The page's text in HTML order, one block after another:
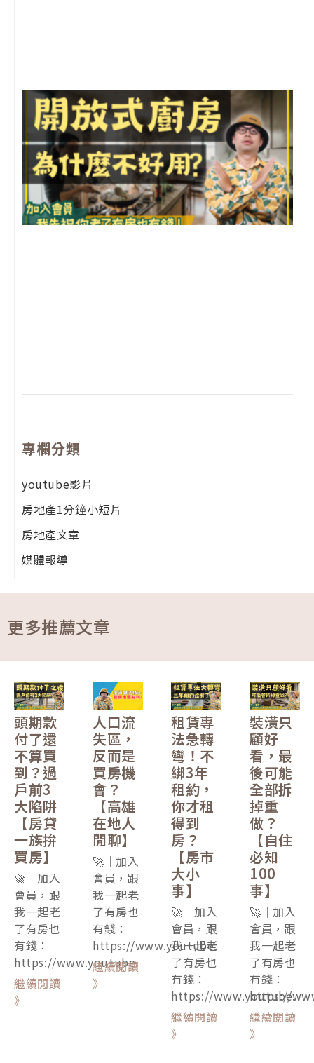
專欄分類
youtube影片
房地產1分鐘小短片
房地產文章
媒體報導
更多推薦文章
頭期款
付了還
不算買
到？過
戶前3
大陷阱
【房貸
一族拚
買房】
🚀｜加入
會員，跟
我一起老
了有房也
有錢：
https://www.youtube.
繼續閱讀
》
人口流
失區，
反而是
買房機
會？
【高雄
在地人
閒聊】
🚀｜加入
會員，跟
我一起老
了有房也
有錢：
https://www.youtube.
繼續閱讀
》
租賃專
法急轉
彎！不
綁3年
租約，
你才租
得到
房？
【房市
大小
事】
🚀｜加入
會員，跟
我一起老
了有房也
有錢：
https://www.youtube.
繼續閱讀
》
裝潢只
顧好
看，最
後可能
全部拆
掉重
做？
【自住
必知
100
事】
🚀｜加入
會員，跟
我一起老
了有房也
有錢：
https://
繼續閱讀
》